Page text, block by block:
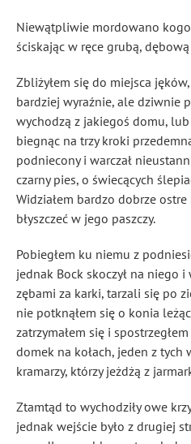
Niewątpliwie mordowano
ściskając w ręce grubą,
Zbliżyłem się do miejsca
bardziej wyraźnie, ale dziwnie
wychodzą z jakiegoś domu,
biegnąc na trzy kroki
podniecony i warczał
czarny pies, o świecących
Widziałem bardzo dobrze ostre
błyszczeć w jego paszczy.
Pobiegłem ku niemu z
jednak Bock skoczył na niego
zębami za karki, tarzali się po
nie potknąłem się o konia
zatrzymałem się i
domek na kołach, jeden z
kramarzy, którzy jeżdżą z
Ztamtąd to wychodziły owe
jednak wejście było z drugiej